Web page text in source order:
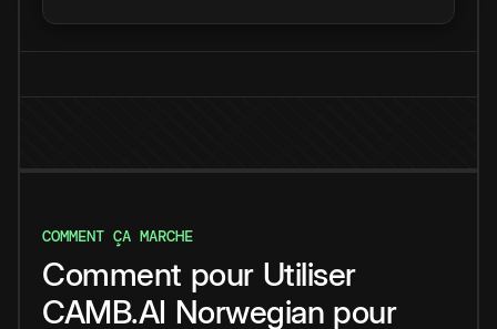
COMMENT ÇA MARCHE
Comment pour Utiliser
CAMB.AI Norwegian pour